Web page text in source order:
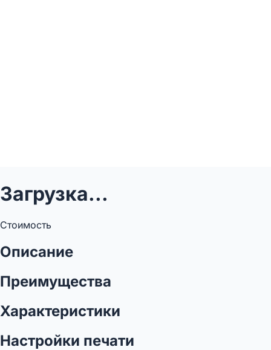
Загрузка...
Стоимость
Описание
Преимущества
Характеристики
Настройки печати